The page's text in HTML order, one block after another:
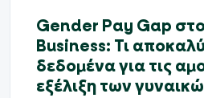
Gender Pay Gap
Business: Τι
δεδομένα για τις
εξέλιξη των